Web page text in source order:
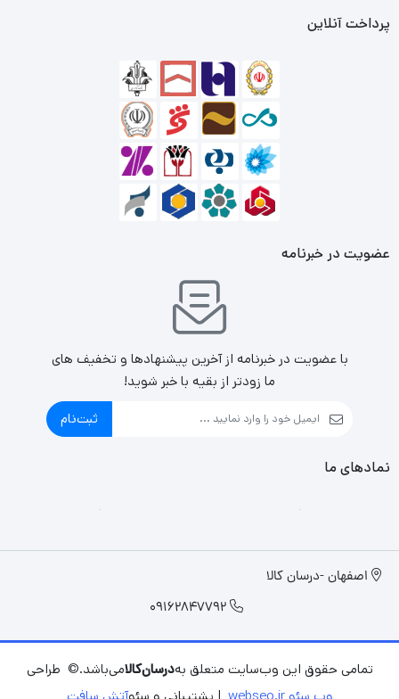
پرداخت آنلاین
عضویت در خبرنامه
با عضویت در خبرنامه از آخرین پیشنهادها و تخفیف های
ما زودتر از بقیه با خبر شوید!
ثبت‌نام
نمادهای ما
اصفهان -درسان کالا